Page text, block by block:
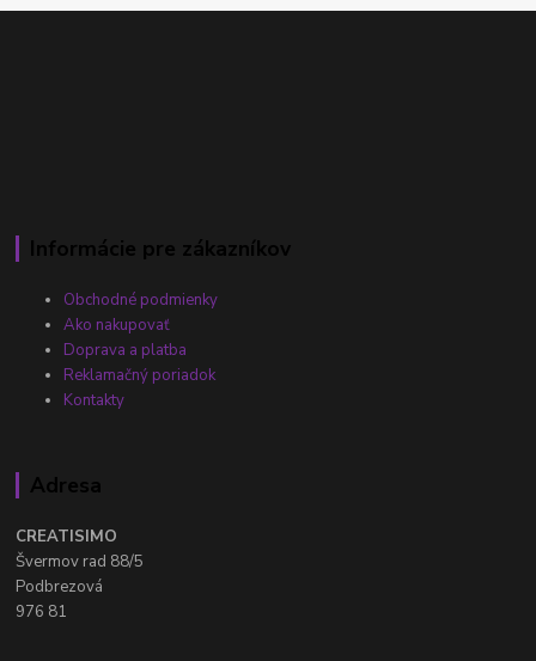
Informácie pre zákazníkov
Obchodné podmienky
Ako nakupovať
Doprava a platba
Reklamačný poriadok
Kontakty
Adresa
CREATISIMO
Švermov rad 88/5
Podbrezová
976 81